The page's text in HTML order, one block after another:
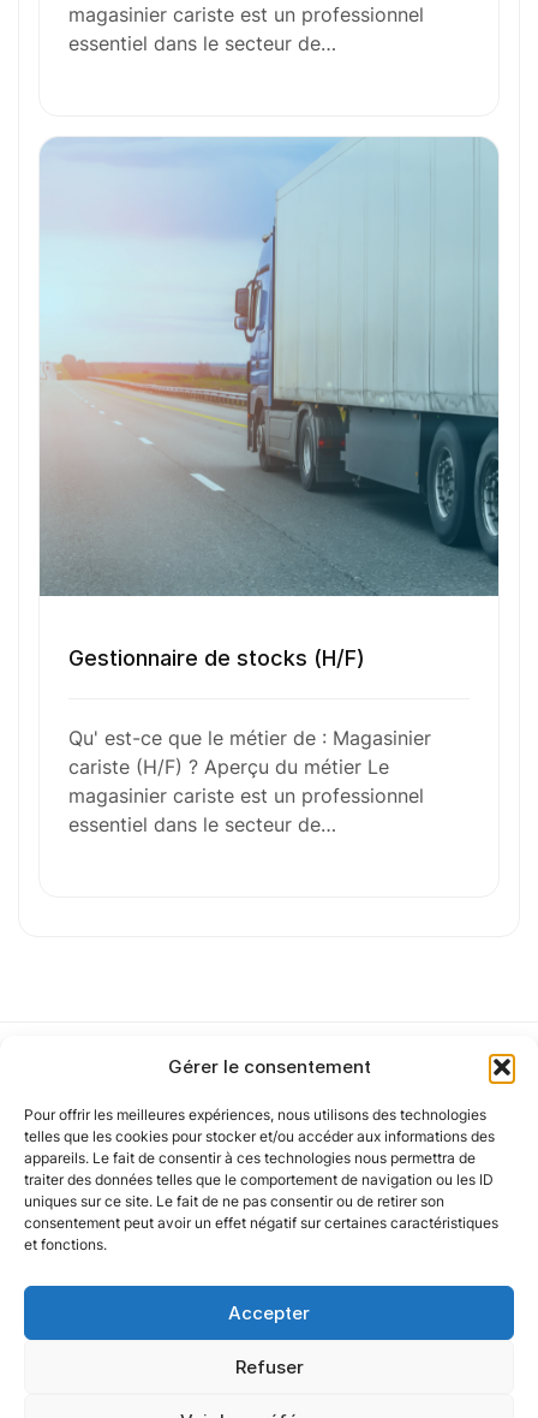
Gérer le consentement
Pour offrir les meilleures expériences, nous utilisons des technologies
telles que les cookies pour stocker et/ou accéder aux informations des
appareils. Le fait de consentir à ces technologies nous permettra de
traiter des données telles que le comportement de navigation ou les ID
uniques sur ce site. Le fait de ne pas consentir ou de retirer son
consentement peut avoir un effet négatif sur certaines caractéristiques
et fonctions.
Accepter
Refuser
Toutes nos fiches métiers
Envie de commencer
l’aventure avec
N’attendez plus !
Déposez votre
candidature
spontanée
Votre nom
Votre e-mail
Sélectionner une agence Oxygène Intérim/ BTT
Parcourir les fichiers
J'accepte lesmentions légaleset lapolitique
de confidentialité.
Cet article a été partiellement rédigé à l’aide d’une intelligence artificielle et
vérifié par un auteur humain.
magasinier cariste est un professionnel
essentiel dans le secteur de…
Gestionnaire de stocks (H/F)
Qu' est-ce que le métier de : Magasinier
cariste (H/F) ? Aperçu du métier Le
magasinier cariste est un professionnel
essentiel dans le secteur de…
Notre politique
Nos agences
Nos autres marques
Nos réseaux